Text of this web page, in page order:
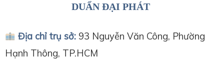
DUẨN ĐẠI PHÁT
Địa chỉ trụ sở:93 Nguyễn Văn Công, Phường
Hạnh Thông, TP.HCM